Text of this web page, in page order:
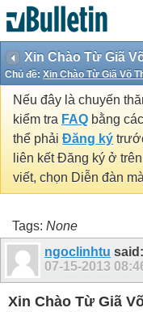
Xin Chào Từ Giã
Chủ đề: Xin Chào Từ Giã Võ
Nếu đây là chuyến
kiểm tra FAQ bằng
thể phải Đăng ký
liên kết Đăng ký ở
viết, chọn Diễn đàn
Tags: None
ngoclinhtu said:
07-15-2013
Xin Chào Từ Giã